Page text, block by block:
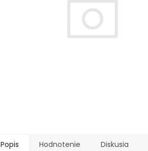
Popis Hodnotenie Diskusia